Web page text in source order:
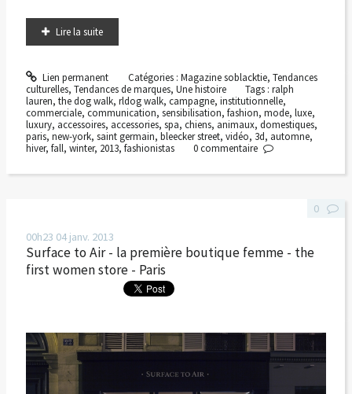
Lire la suite
Lien permanent Catégories : Magazine soblacktie, Tendances
culturelles, Tendances de marques, Une histoire Tags :ralph
lauren, the dog walk, rldog walk, campagne, institutionnelle,
commerciale, communication, sensibilisation, fashion, mode, luxe,
luxury, accessoires, accessories, spa, chiens, animaux, domestiques,
paris, new-york, saint germain, bleecker street, vidéo, 3d, automne,
hiver, fall, winter, 2013, fashionistas 0commentaire
00h23 04 janv. 2013
Surface to Air - la première boutique femme - the
first women store - Paris
0